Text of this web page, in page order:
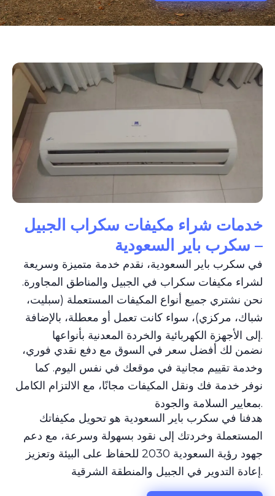
خدمات شراء مكيفات سكراب الجبيل
– سكرب باير السعودية
في سكرب باير السعودية، نقدم خدمة متميزة وسريعة
لشراء مكيفات سكراب في الجبيل والمناطق المجاورة.
نحن نشتري جميع أنواع المكيفات المستعملة (سبليت،
شباك، مركزي)، سواء كانت تعمل أو معطلة، بالإضافة
إلى الأجهزة الكهربائية والخردة المعدنية بأنواعها.
نضمن لك أفضل سعر في السوق مع دفع نقدي فوري،
وخدمة تقييم مجانية في موقعك في نفس اليوم. كما
نوفر خدمة فك ونقل المكيفات مجانًا، مع الالتزام الكامل
بمعايير السلامة والجودة.
هدفنا في سكرب باير السعودية هو تحويل مكيفاتك
المستعملة وخردتك إلى نقود بسهولة وسرعة، مع دعم
جهود رؤية السعودية 2030 للحفاظ على البيئة وتعزيز
إعادة التدوير في الجبيل والمنطقة الشرقية.